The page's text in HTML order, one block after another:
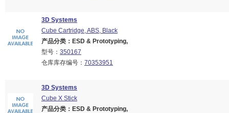
3D Systems
Cube Cartridge, ABS, Black
产品分类：ESD & Prototyping,
型号： 350167
仓库库存编号： 70353951
3D Systems
Cube X Stick
产品分类：ESD & Prototyping,